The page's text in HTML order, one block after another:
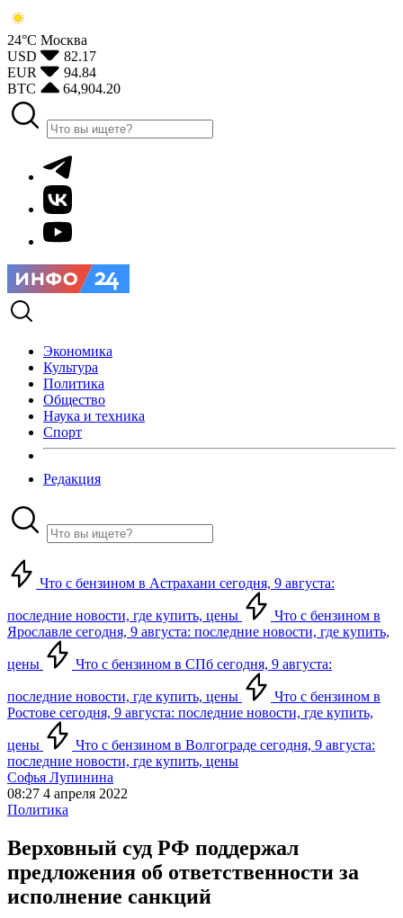
24°С Москва
USD
82.17
EUR
94.84
BTC
64,904.20
Экономика
Культура
Политика
Общество
Наука и техника
Спорт
Редакция
Что с бензином в Астрахани сегодня, 9 августа:
последние новости, где купить, цены
Что с бензином в
Ярославле сегодня, 9 августа: последние новости, где купить,
цены Что с бензином в СПб сегодня, 9 августа:
последние новости, где купить, цены
Что с бензином в
Ростове сегодня, 9 августа: последние новости, где купить,
цены
Что с бензином в Волгограде сегодня, 9 августа:
последние новости, где купить, цены
Софья Лупинина
08:27 4 апреля 2022
Политика
Верховный суд РФ поддержал
предложения об ответственности за
исполнение санкций